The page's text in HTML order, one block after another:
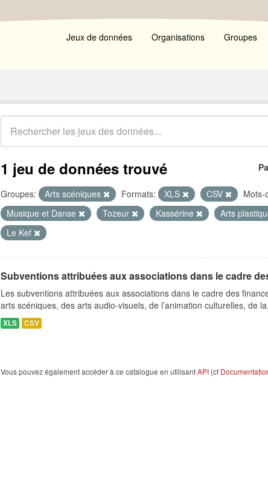
Jeux de données Organisations Groupes
1 jeu de données trouvé
Groupes: Arts scéniques Formats: XLS CSV Mots-
Musique et Danse
Tozeur Kassérine Arts
Le Kef
Subventions attribuées aux associations dans le cadre
Les subventions attribuées aux associations dans le cadre des
arts scéniques, des arts audio-visuels, de l’animation culturelles, de
XLS CSV
Vous pouvez également accéder à ce catalogue en utilisantAPI (cf